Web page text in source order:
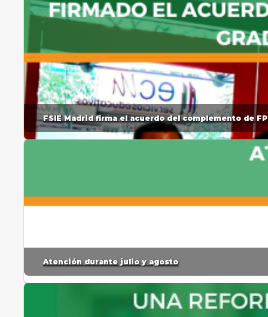
FSIE Madrid firma el acuerdo del complemento de
Atención durante julio y agosto